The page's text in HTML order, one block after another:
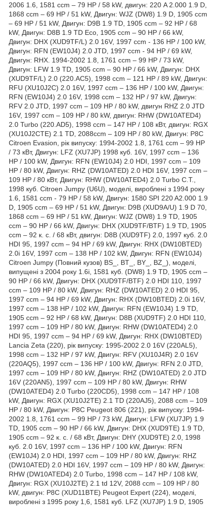
2006 1.6, 1581 ccm – 79 HP / 58 kW, двигун: 220 A 2.000 1.9 D,
1868 ccm – 69 HP / 51 kW, Двигун: WJZ (DW8) 1.9 D, 1905 ccm
– 69 HP / 51 kW, Двигун: D9B 1.9 TD, 1905 ccm – 92 HP / 68
kW, Двигун: D8B 1.9 TD Eco, 1905 ccm – 90 HP / 66 kW,
Двигун: DHX (XUD9TF/L) 2.0 16V, 1997 ccm - 136 HP / 100 kW,
Двигун: RFN (EW10J4) 2.0 JTD, 1997 ccm - 94 HP / 69 kW,
Двигун: RHX. 1994-2002 1.8, 1761 ccm – 99 HP / 73 kW,
Двигун: LFW 1.9 TD, 1905 ccm – 90 HP / 66 kW, Двигун: DHX
(XUD9TF/L) 2.0 (220.AC5), 1998 ccm – 121 HP / 89 kW, Двигун:
RFU (XU10J2C) 2.0 16V, 1997 ccm – 136 HP / 100 kW, Двигун:
RFN (EW10J4) 2.0 16V, 1998 ccm – 132 HP / 97 kW, Двигун:
RFV 2.0 JTD, 1997 ccm – 109 HP / 80 kW, двигун RHZ 2.0 JTD
16V, 1997 ccm – 109 HP / 80 kW, двигун: RHW (DW10ATED4)
2.0 Turbo (220.AD5), 1998 ccm – 147 HP / 108 кВт, двигун: RGX
(XU10J2CTE) 2.1 TD, 2088ccm – 109 HP / 80 kW, Двигун: P8C
Citroen Evasion, рік випуску: 1994-2002 1.8, 1761 ccm – 99 HP
/ 73 кВт, Двигун: LFZ (XU7JP) 1998 куб. 16V, 1997 ccm – 136
HP / 100 kW, Двигун: RFN (EW10J4) 2.0 HDI, 1997 ccm – 109
HP / 80 kW, Двигун: RHZ (DW10ATED) 2.0 HDI 16V, 1997 ccm –
109 HP / 80 кВт, Двигун: RHW (DW10ATED4) 2.0 Turbo C.T.,
1998 куб. Citroen Jumpy (U6U), моделі, вироблені з 1994 року
1.6, 1581 ccm - 79 HP / 58 kW, Двигун: 1580 SPI 220 A2.000 1.9
D, 1905 ccm – 69 HP / 51 kW, Двигун: D9B (XUD9A/U) 1.9 D 70,
1868 ccm – 69 HP / 51 kW, Двигун: WJZ (DW8) 1.9 TD, 1905
ccm – 90 HP / 66 kW, Двигун: DHX (XUD9TF/BTF) 1.9 TD, 1905
ccm – 92 к. с. / 68 кВт, двигун: D8B (XUD9TF) 2.0, 1997 куб. 2.0
HDI 95, 1997 ccm – 94 HP / 69 kW, Двигун: RHX (DW10BTED)
2.0i 16V, 1997 ccm – 138 HP / 102 kW, Двигун: RFN (EW10J4)
Citroen Jumpy (Повний кузов) BS_, BT_, BY_, BZ_), моделі,
випущені з 2004 року 1.6i, 1581 куб. (DW8) 1.9 TD, 1905 ccm –
90 HP / 66 kW, Двигун: DHX (XUD9TF/BTF) 2.0 HDI 110, 1997
ccm – 109 HP / 80 kW, Двигун: RHZ (DW10ATED) 2.0 HDI 95,
1997 ccm – 94 HP / 69 kW, Двигун: RHX (DW10BTED) 2.0i 16V,
1997 ccm – 138 HP / 102 kW, Двигун: RFN (EW10J4) 1.9 TD,
1905 ccm – 92 HP / 68 kW, Двигун: D8B (XUD9TF) 2.0 HDI 110,
1997 ccm – 109 HP / 80 kW, Двигун: RHW (DW10ATED4) 2.0
HDI 95, 1997 ccm – 94 HP / 69 kW, Двигун: RHX (DW10BTED)
Lancia Zeta (220), рік випуску: 1995-2002 2.0 16V (220AL5),
1998 ccm – 132 HP / 97 kW, Двигун: RFV (XU10J4R) 2.0 16V
(220AQ5), 1997 ccm – 136 HP / 100 kW, Двигун: RFN 2.0 JTD,
1997 ccm – 109 HP / 80 kW, Двигун: RHZ (DW10ATED) 2.0 JTD
16V (220AN5), 1997 ccm – 109 HP / 80 kW, Двигун: RHW
(DW10ATED4) 2.0 Turbo (220CD5), 1998 ccm – 147 HP / 108
kW, Двигун: RGX (XU10J2TE) 2.1 TD (220AJ5), 2088 ccm – 109
HP / 80 kW, Двигун: P8C Peugeot 806 (221), рік випуску: 1994-
2002 1.8, 1761 ccm – 99 HP / 73 kW, Двигун: LFW (XU7JP) 1.9
TD, 1905 ccm – 90 HP / 66 kW, Двигун: DHX (XUD9TE) 1.9 TD,
1905 ccm – 92 к. с. / 68 кВт, Двигун: DHY (XUD9TE) 2.0, 1998
куб. 2.0 16V, 1997 ccm – 136 HP / 100 kW, Двигун: RFN
(EW10J4) 2.0 HDI, 1997 ccm – 109 HP / 80 kW, Двигун: RHZ
(DW10ATED) 2.0 HDI 16V, 1997 ccm – 109 HP / 80 kW, Двигун:
RHW (DW10ATED4) 2.0 Turbo, 1998 ccm – 147 HP / 108 kW,
Двигун: RGX (XU10J2TE) 2.1 td 12V, 2088 ccm – 109 HP / 80
kW, двигун: P8C (XUD11BTE) Peugeot Expert (224), моделі,
вироблені з 1995 року 1,6, 1581 куб. LFZ (XU7JP) 1.9 D, 1905